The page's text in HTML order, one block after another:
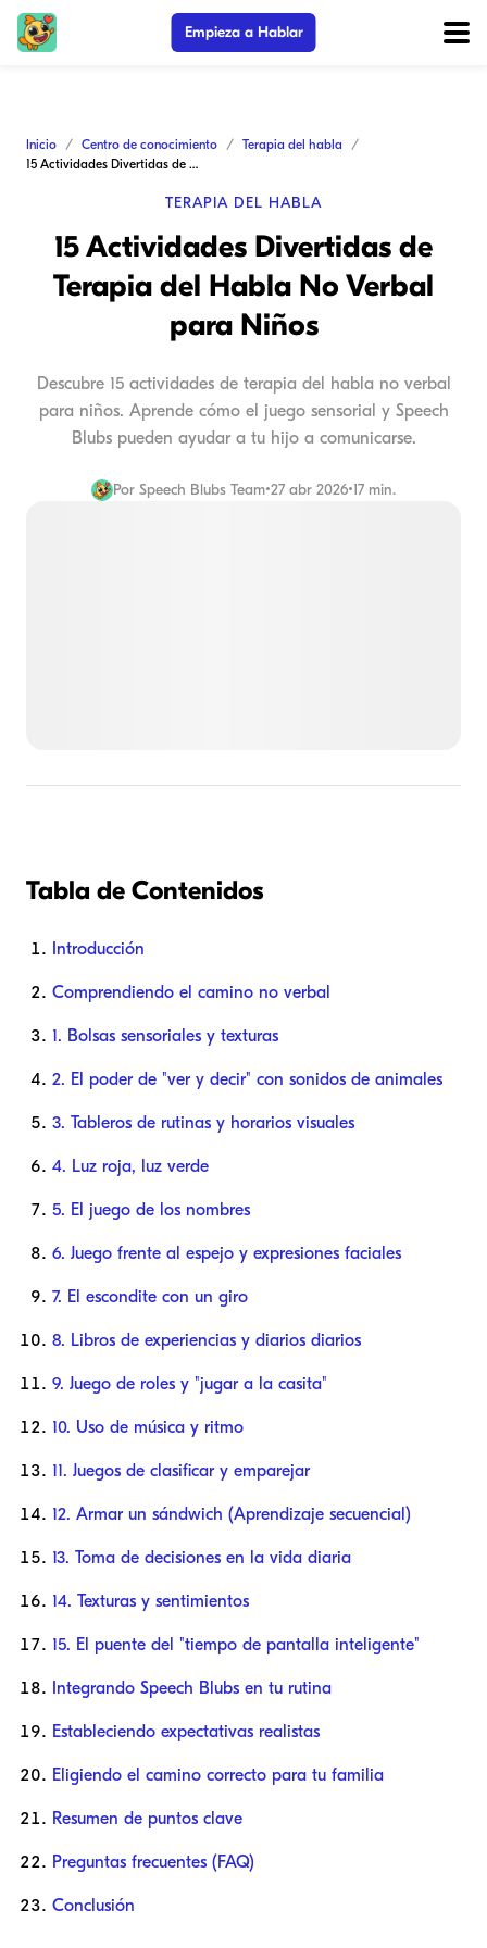
Empieza a Hablar
Inicio Centro de conocimiento
Terapia del habla
15 Actividades Divertidas de Terapia del Habla No Verbal para Niños
TERAPIA DEL HABLA
15 Actividades Divertidas de
Terapia del Habla No Verbal
para Niños
Descubre 15 actividades de terapia del habla no verbal
para niños. Aprende cómo el juego sensorial y Speech
Blubs pueden ayudar a tu hijo a comunicarse.
Por Speech Blubs Team•27 abr 2026•17 min.
Tabla de Contenidos
Introducción
Comprendiendo el camino no verbal
1. Bolsas sensoriales y texturas
2. El poder de "ver y decir" con sonidos de animales
3. Tableros de rutinas y horarios visuales
4. Luz roja, luz verde
5. El juego de los nombres
6. Juego frente al espejo y expresiones faciales
7. El escondite con un giro
8. Libros de experiencias y diarios diarios
9. Juego de roles y "jugar a la casita"
10. Uso de música y ritmo
11. Juegos de clasificar y emparejar
12. Armar un sándwich (Aprendizaje secuencial)
13. Toma de decisiones en la vida diaria
14. Texturas y sentimientos
15. El puente del "tiempo de pantalla inteligente"
Integrando Speech Blubs en tu rutina
Estableciendo expectativas realistas
Eligiendo el camino correcto para tu familia
Resumen de puntos clave
Preguntas frecuentes (FAQ)
Conclusión